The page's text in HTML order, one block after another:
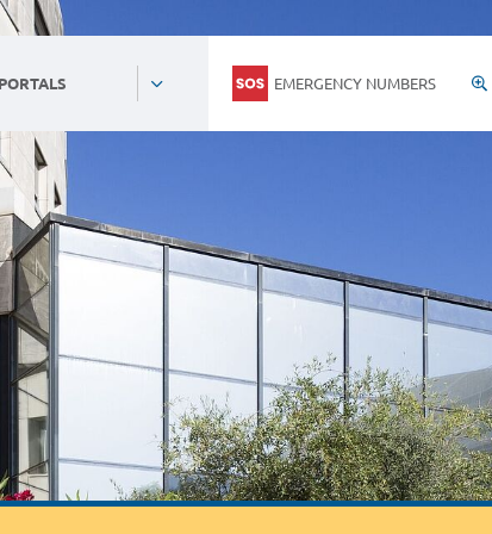
EMERGENCY NUMBERS